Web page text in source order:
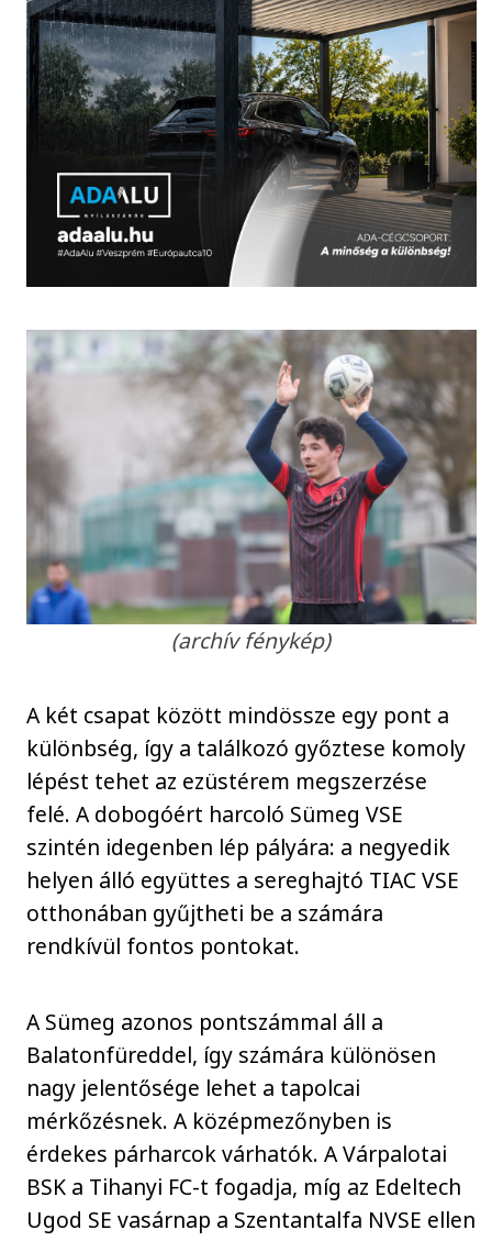
(archív fénykép)
A két csapat között mindössze egy pont a
különbség, így a találkozó győztese komoly
lépést tehet az ezüstérem megszerzése
felé. A dobogóért harcoló Sümeg VSE
szintén idegenben lép pályára: a negyedik
helyen álló együttes a sereghajtó TIAC VSE
otthonában gyűjtheti be a számára
rendkívül fontos pontokat.
A Sümeg azonos pontszámmal áll a
Balatonfüreddel, így számára különösen
nagy jelentősége lehet a tapolcai
mérkőzésnek. A középmezőnyben is
érdekes párharcok várhatók. A Várpalotai
BSK a Tihanyi FC-t fogadja, míg az Edeltech
Ugod SE vasárnap a Szentantalfa NVSE ellen